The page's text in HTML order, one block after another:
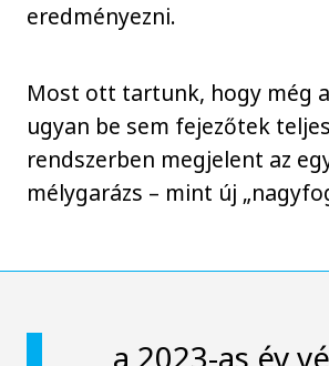
eredményezni.
Most ott tartunk, hogy még
ugyan be sem fejezőtek
rendszerben megjelent az
mélygarázs – mint új
a 2023-as év